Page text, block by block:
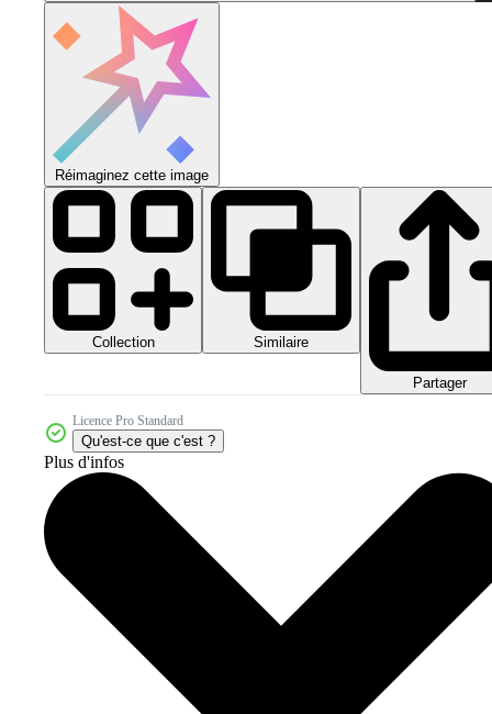
Réimaginez cette image
Collection Similaire
Partager
Licence Pro Standard
Qu'est-ce que c'est ?
Plus d'infos